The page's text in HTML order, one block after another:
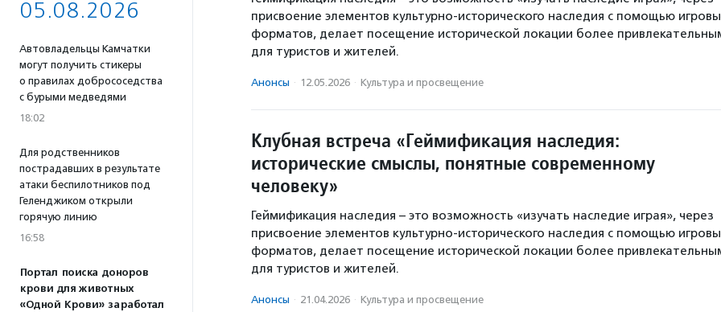
05.08.2026
Автовладельцы Камчатки
могут получить стикеры
о правилах добрососедства
с бурыми медведями
18:02
Для родственников
пострадавших в результате
атаки беспилотников под
Геленджиком открыли
горячую линию
16:58
Портал поиска доноров
крови для животных
«Одной Крови» заработал
присвоение элементов культурно-исторического наследия с помощью
форматов, делает посещение исторической локации более
для туристов и жителей.
Анонсы · 12.05.2026 · Культура и просвещение
Клубная встреча «Геймификация наследия:
исторические смыслы, понятные современному
человеку»
Геймификация наследия – это возможность «изучать наследие играя», через
присвоение элементов культурно-исторического наследия с помощью
форматов, делает посещение исторической локации более
для туристов и жителей.
Анонсы · 21.04.2026 · Культура и просвещение